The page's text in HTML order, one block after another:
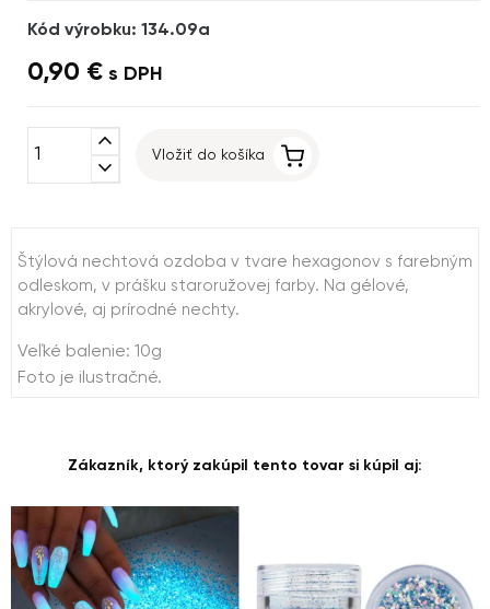
Kód výrobku: 134.09a
0,90 € s DPH
expand_less
expand_more
Vložiť do košíka
Štýlová nechtová ozdoba v tvare hexagonov s farebným
odleskom, v prášku staroružovej farby. Na gélové,
akrylové, aj prírodné nechty.
Veľké balenie: 10g
Foto je ilustračné.
Zákazník, ktorý zakúpil tento tovar si kúpil aj: